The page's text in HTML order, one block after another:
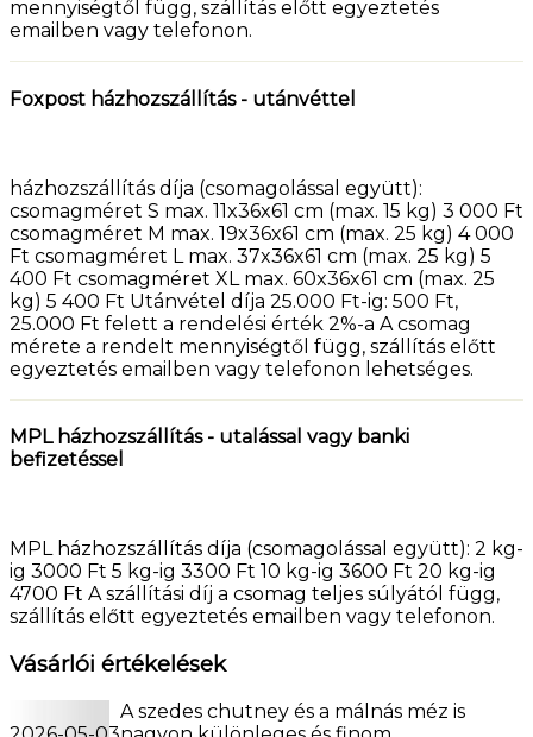
mennyiségtől függ, szállítás előtt egyeztetés
emailben vagy telefonon.
Foxpost házhozszállítás - utánvéttel
házhozszállítás díja (csomagolással együtt):
csomagméret S max. 11x36x61 cm (max. 15 kg) 3 000 Ft
csomagméret M max. 19x36x61 cm (max. 25 kg) 4 000
Ft csomagméret L max. 37x36x61 cm (max. 25 kg) 5
400 Ft csomagméret XL max. 60x36x61 cm (max. 25
kg) 5 400 Ft Utánvétel díja 25.000 Ft-ig: 500 Ft,
25.000 Ft felett a rendelési érték 2%-a A csomag
mérete a rendelt mennyiségtől függ, szállítás előtt
egyeztetés emailben vagy telefonon lehetséges.
MPL házhozszállítás - utalással vagy banki
befizetéssel
MPL házhozszállítás díja (csomagolással együtt): 2 kg-
ig 3000 Ft 5 kg-ig 3300 Ft 10 kg-ig 3600 Ft 20 kg-ig
4700 Ft A szállítási díj a csomag teljes súlyától függ,
szállítás előtt egyeztetés emailben vagy telefonon.
Vásárlói értékelések
A szedes chutney és a málnás méz is